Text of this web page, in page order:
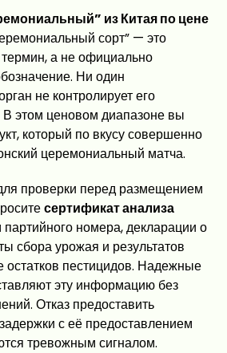
из Китая по цене
сорт” — это
а не официально
Ни один
не контролирует его
В этом ценовом диапазоне вы
который по вкусу совершенно
церемониальный матча.
проверки перед размещением
сертификат анализа
партийного номера, декларации о
сбора урожая и результатов
остатков пестицидов. Надежные
эту информацию без
Отказ предоставить
с её предоставлением
тревожным сигналом.